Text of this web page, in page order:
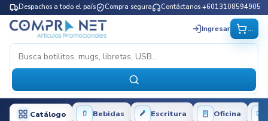
Despachos a todo el país Compra segura Contáctanos +6013108594905
Ingresar ...
Catálogo Bebidas Escritura Oficina